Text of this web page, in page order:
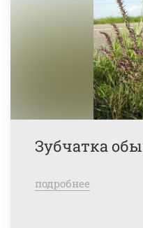
Зубчатка
подробнее